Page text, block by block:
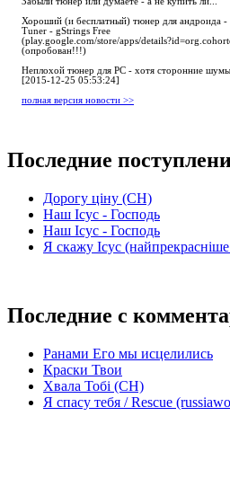
Хороший (и бесплатный) тюнер для андроида -
Tuner - gStrings Free
(play.google.com/store/apps/
(опробован!!!)
Неплохой тюнер для РС - хотя сторонние
[2015-12-25 05:53:24]
полная версия новости >>
Последние
Дорогу ціну (СН)
Наш Ісус - Господь
Наш Ісус - Господь
Я скажу Ісус
Последние с
Ранами Его мы исцелились
Краски Твои
Хвала Тобі (СН)
Я спасу тебя / Rescue